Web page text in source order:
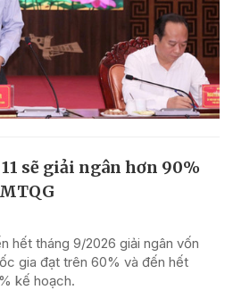
sẽ giải ngân hơn 90%
hết tháng 9/2026 giải ngân vốn
gia đạt trên 60% và đến hết
kế hoạch.